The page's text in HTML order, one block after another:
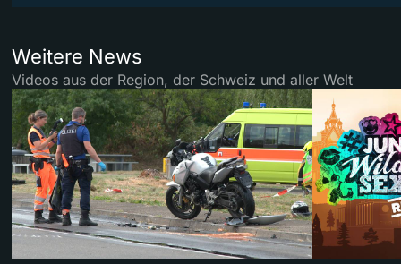
Weitere News
Videos aus der Region, der Schweiz und aller Welt